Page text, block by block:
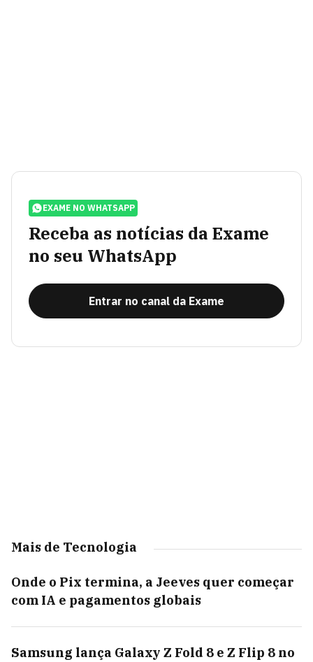
EXAME NO WHATSAPP
Receba as notícias da Exame
no seu WhatsApp
Entrar no canal da Exame
Mais de Tecnologia
Onde o Pix termina, a Jeeves quer começar
com IA e pagamentos globais
Samsung lança Galaxy Z Fold 8 e Z Flip 8 no